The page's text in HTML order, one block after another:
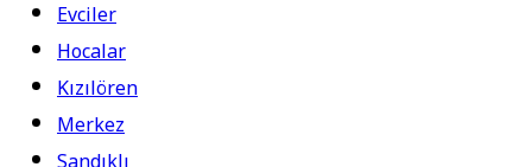
Evciler
Hocalar
Kızılören
Merkez